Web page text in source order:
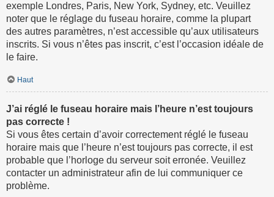
exemple Londres, Paris, New York, Sydney, etc. Veuillez
noter que le réglage du fuseau horaire, comme la plupart
des autres paramètres, n’est accessible qu’aux utilisateurs
inscrits. Si vous n’êtes pas inscrit, c’est l’occasion idéale de
le faire.
Haut
J’ai réglé le fuseau horaire mais l’heure n’est toujours
pas correcte !
Si vous êtes certain d’avoir correctement réglé le fuseau
horaire mais que l’heure n’est toujours pas correcte, il est
probable que l’horloge du serveur soit erronée. Veuillez
contacter un administrateur afin de lui communiquer ce
problème.